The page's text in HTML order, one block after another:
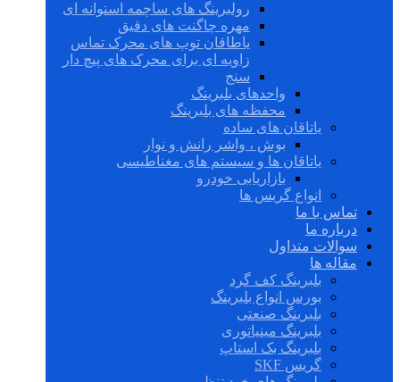
رولبرینگ های ساچمه استوانه ای
مهره چاگنت های دقیق
یاطاقان توپ های محرک تماس
زاویه ای برای محرک های پیچ دار
سنج
واحدهای بلبرینگ
محفظه های بلبرینگ
یاتاقان های ساده
بوش ، واشر رانش و نوار
یاتاقان ها و سیستم های مغناطیسی
بازاریابی خودرو
انواع گریس ها
تماس با ما
درباره ما
سوالات متداول
مقاله ها
بلبرینگ کف گرد
بورس انواع بلبرینگ
بلبرینگ صنعتی
بلبرینگ مینیاتوری
بلبرینگ بک استاپ
گریس SKF